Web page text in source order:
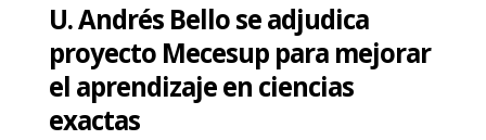
U. Andrés Bello se adjudica
proyecto Mecesup para mejorar
el aprendizaje en ciencias
exactas